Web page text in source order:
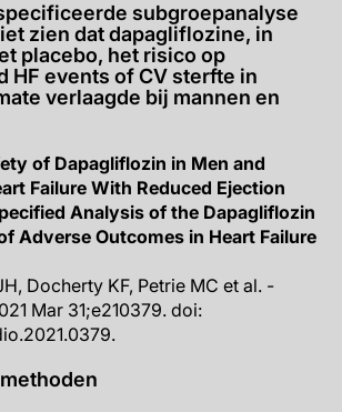
subgroepanalyse
zien dat dapagliflozine, in
placebo, het risico op
HF events of CV sterfte in
verlaagde bij mannen en
of Dapagliflozin in Men and
Failure With Reduced Ejection
Analysis of the Dapagliflozin
Adverse Outcomes in Heart Failure
Docherty KF, Petrie MC et al. -
Mar 31;e210379. doi: